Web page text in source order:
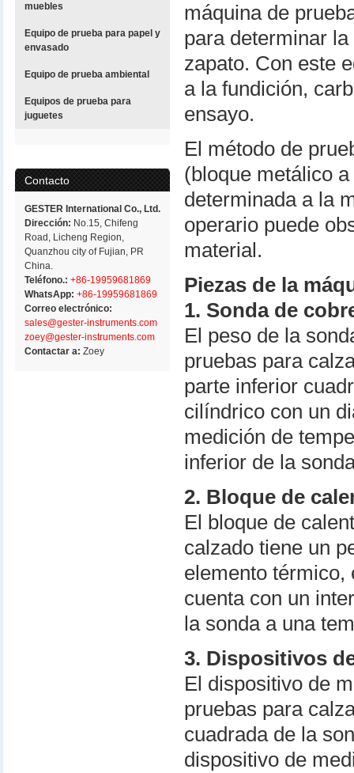
muebles
Equipo de prueba para papel y
envasado
Equipo de prueba ambiental
Equipos de prueba para
juguetes
Contacto
GESTER International Co., Ltd.
Dirección: No.15, Chifeng
Road, Licheng Region,
Quanzhou city of Fujian, PR
China.
Teléfono.: +86-19959681869
WhatsApp: +86-19959681869
Correo electrónico:
sales@gester-instruments.com
zoey@gester-instruments.com
Contactar a:Zoey
máquina de
para determinar
zapato. Con este
a la fundición,
ensayo.
El método de
(bloque metálico
determinada a la
operario puede
material.
Piezas de la
1. Sonda de
El peso de la
pruebas para
parte inferior
cilíndrico con un
medición de
inferior de la
2. Bloque de
El bloque de
calzado tiene un
elemento térmico,
cuenta con un
la sonda a una
3. Dispositivos
El dispositivo de
pruebas para
cuadrada de la
dispositivo de